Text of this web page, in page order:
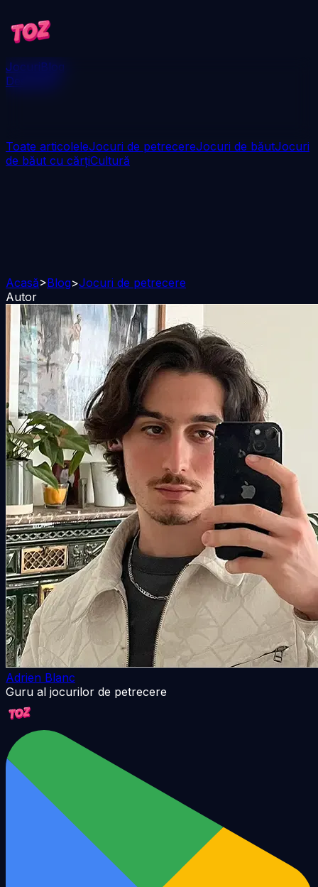
JocuriBlog
Descarcă
Toate articoleleJocuri de petrecereJocuri de băutJocuri
de băut cu cărțiCultură
Acasă>Blog>Jocuri de petrecere
Autor
Adrien Blanc
Guru al jocurilor de petrecere